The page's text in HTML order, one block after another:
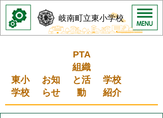
岐南町立東小学校
東小
学校
お知
らせ
PTA
組織
と活
動
学校
紹介